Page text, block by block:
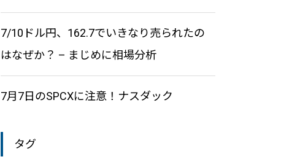
7/10ドル円、162.7でいきなり売られたの
はなぜか？ – まじめに相場分析
7月7日のSPCXに注意！ナスダック
タグ